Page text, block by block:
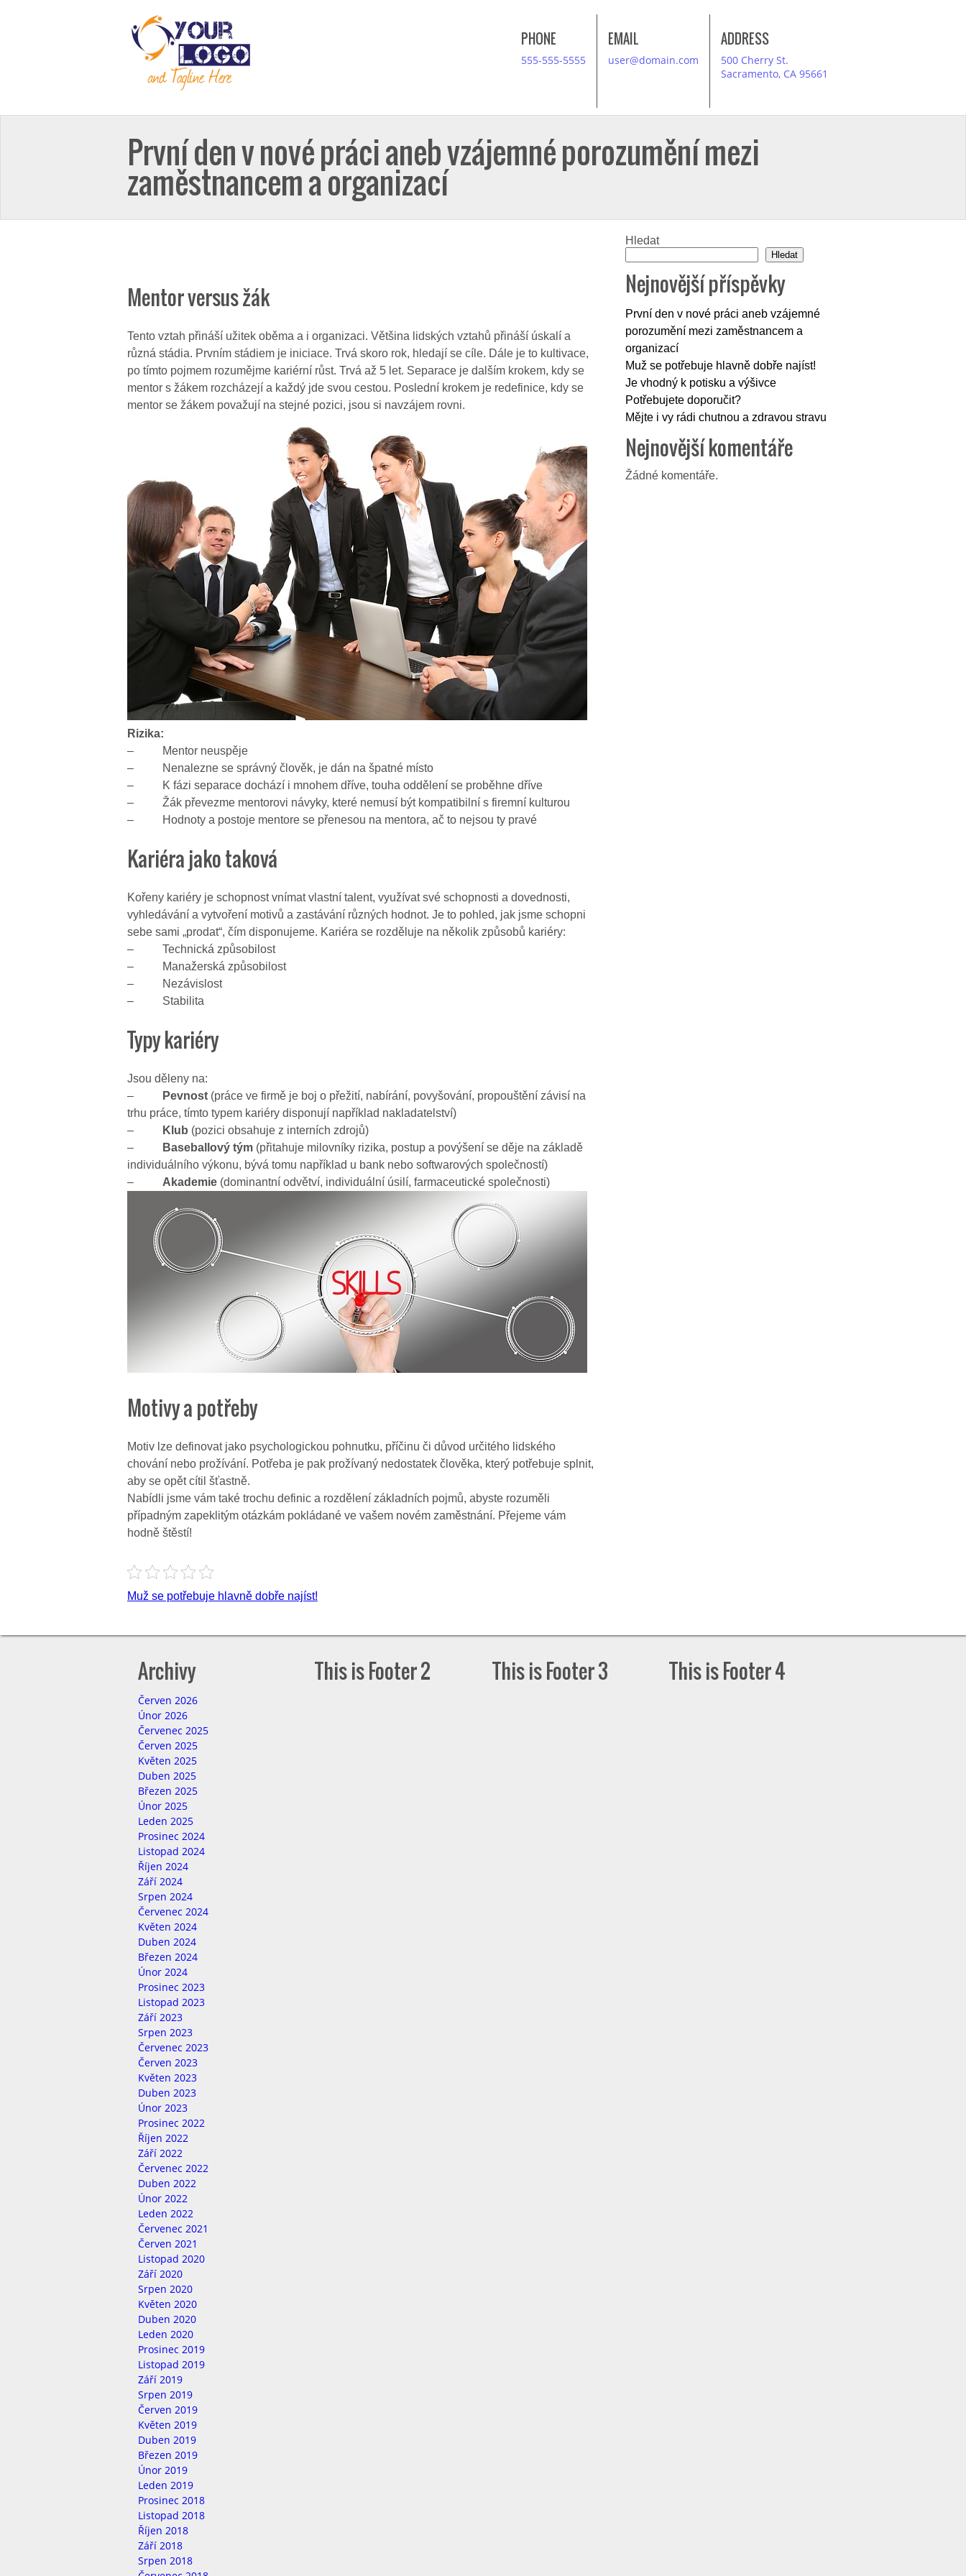
ADDRESS
500 Cherry St.
Sacramento, CA 95661
EMAIL
user@domain.com
PHONE
555-555-5555
První den v nové práci aneb vzájemné porozumění mezi
zaměstnancem a organizací
Mentor versus žák
Tento vztah přináší užitek oběma a i organizaci. Většina lidských vztahů přináší úskalí a
různá stádia. Prvním stádiem je iniciace. Trvá skoro rok, hledají se cíle. Dále je to kultivace,
po tímto pojmem rozumějme kariérní růst. Trvá až 5 let. Separace je dalším krokem, kdy se
mentor s žákem rozcházejí a každý jde svou cestou. Poslední krokem je redefinice, kdy se
mentor se žákem považují na stejné pozici, jsou si navzájem rovni.
Rizika:
– Mentor neuspěje
– Nenalezne se správný člověk, je dán na špatné místo
– K fázi separace dochází i mnohem dříve, touha oddělení se proběhne dříve
– Žák převezme mentorovi návyky, které nemusí být kompatibilní s firemní kulturou
– Hodnoty a postoje mentore se přenesou na mentora, ač to nejsou ty pravé
Kariéra jako taková
Kořeny kariéry je schopnost vnímat vlastní talent, využívat své schopnosti a dovednosti,
vyhledávání a vytvoření motivů a zastávání různých hodnot. Je to pohled, jak jsme schopni
sebe sami „prodat“, čím disponujeme. Kariéra se rozděluje na několik způsobů kariéry:
– Technická způsobilost
– Manažerská způsobilost
– Nezávislost
– Stabilita
Typy kariéry
Jsou děleny na:
–
Pevnost (práce ve firmě je boj o přežití, nabírání, povyšování, propouštění závisí na
trhu práce, tímto typem kariéry disponují například nakladatelství)
–
Klub (pozici obsahuje z interních zdrojů)
–
Baseballový tým (přitahuje milovníky rizika, postup a povýšení se děje na základě
individuálního výkonu, bývá tomu například u bank nebo softwarových společností)
– Akademie (dominantní odvětví, individuální úsilí, farmaceutické společnosti)
Motivy a potřeby
Motiv lze definovat jako psychologickou pohnutku, příčinu či důvod určitého lidského
chování nebo prožívání. Potřeba je pak prožívaný nedostatek člověka, který potřebuje splnit,
aby se opět cítil šťastně.
Nabídli jsme vám také trochu definic a rozdělení základních pojmů, abyste rozuměli
případným zapeklitým otázkám pokládané ve vašem novém zaměstnání. Přejeme vám
hodně štěstí!
Navigace
příspěvek
Muž se potřebuje hlavně dobře najíst!
Hledat
Hledat
Nejnovější příspěvky
První den v nové práci aneb vzájemné
porozumění mezi zaměstnancem a
organizací
Muž se potřebuje hlavně dobře najíst!
Je vhodný k potisku a výšivce
Potřebujete doporučit?
Mějte i vy rádi chutnou a zdravou stravu
Nejnovější komentáře
Žádné komentáře.
Archivy
Červen 2026
Únor 2026
Červenec 2025
Červen 2025
Květen 2025
Duben 2025
Březen 2025
Únor 2025
Leden 2025
Prosinec 2024
Listopad 2024
Říjen 2024
Září 2024
Srpen 2024
Červenec 2024
Květen 2024
Duben 2024
Březen 2024
Únor 2024
Prosinec 2023
Listopad 2023
Září 2023
Srpen 2023
Červenec 2023
Červen 2023
Květen 2023
Duben 2023
Únor 2023
Prosinec 2022
Říjen 2022
Září 2022
Červenec 2022
Duben 2022
Únor 2022
Leden 2022
Červenec 2021
Červen 2021
Listopad 2020
Září 2020
Srpen 2020
Květen 2020
Duben 2020
Leden 2020
Prosinec 2019
Listopad 2019
Září 2019
Srpen 2019
Červen 2019
Květen 2019
Duben 2019
Březen 2019
Únor 2019
Leden 2019
Prosinec 2018
Listopad 2018
Říjen 2018
Září 2018
Srpen 2018
This is Footer 2 This is Footer 3 This is Footer 4